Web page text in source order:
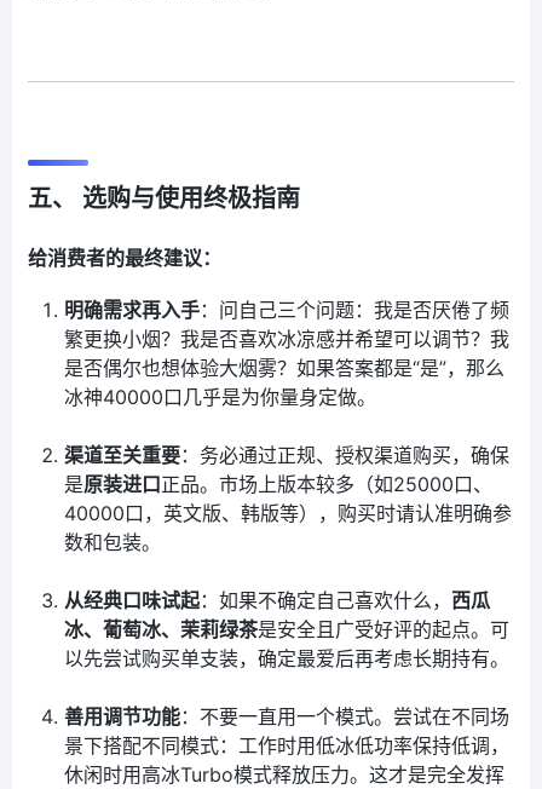
五、 选购与使用终极指南
给消费者的最终建议：
明确需求再入手：问自己三个问题：我是否厌倦了频
繁更换小烟？我是否喜欢冰凉感并希望可以调节？我
是否偶尔也想体验大烟雾？如果答案都是“是”，那么
冰神40000口几乎是为你量身定做。
渠道至关重要：务必通过正规、授权渠道购买，确保
是原装进口正品。市场上版本较多（如25000口、
40000口，英文版、韩版等），购买时请认准明确参
数和包装。
从经典口味试起：如果不确定自己喜欢什么， 西瓜
冰、葡萄冰、茉莉绿茶是安全且广受好评的起点。可
以先尝试购买单支装，确定最爱后再考虑长期持有。
善用调节功能：不要一直用一个模式。尝试在不同场
景下搭配不同模式：工作时用低冰低功率保持低调，
休闲时用高冰Turbo模式释放压力。这才是完全发挥